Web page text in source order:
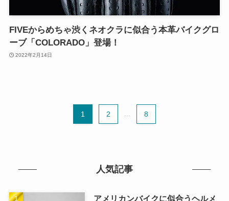
FIVEからめちゃ渋くネオクラに似合う本革バイクグロ
ーブ「COLORADO」登場！
2022年2月14日
1 2 8
人気記事
アメリカンバイクに似合うヘルメ